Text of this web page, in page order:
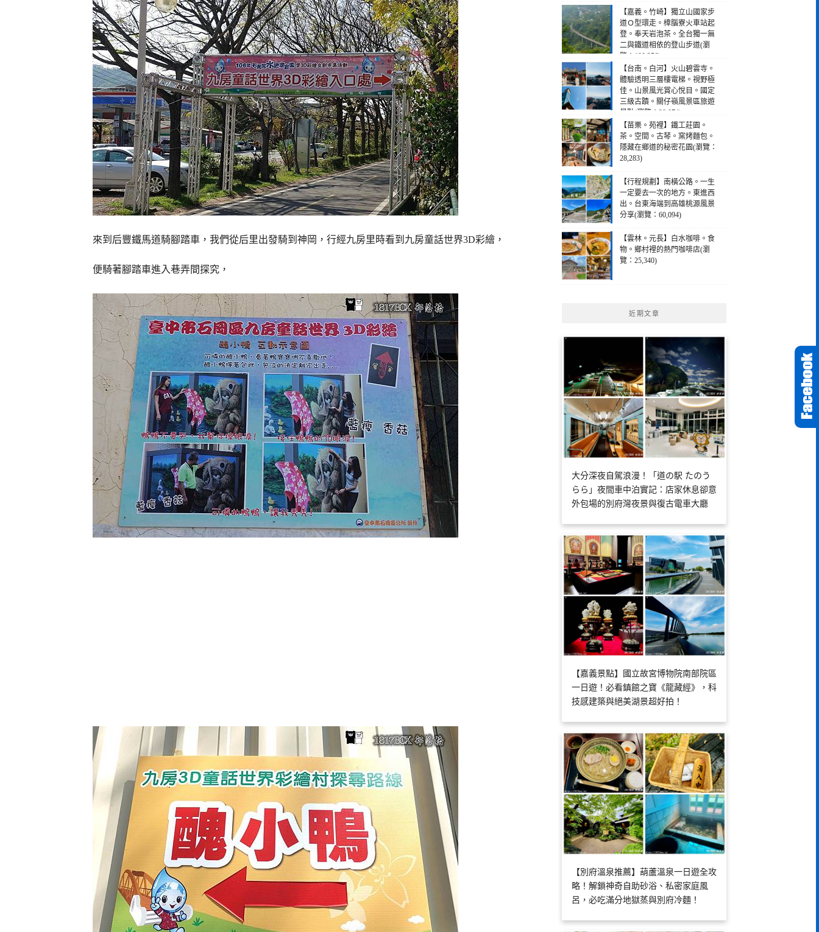
來到后豐鐵馬道騎腳踏車，我們從后里出發騎到神岡，行經九房里時看到九房童話世界3D彩繪，
便騎著腳踏車進入巷弄間探究，
【嘉義。竹崎】獨立山國家步
道Ｏ型環走。樟腦寮火車站起
登。奉天岩泡茶。全台獨一無
二與鐵道相依的登山步道(瀏
覽：190,256)
【台南。白河】火山碧雲寺。
體驗透明三層樓電梯。視野極
佳。山景風光賞心悅目。國定
三級古蹟。關仔嶺風景區旅遊
景點(瀏覽：28,974)
【苗栗。苑裡】鐵工莊園。
茶。空間。古琴。窯烤麵包。
隱藏在鄉道的秘密花園(瀏覽：
28,283)
【行程規劃】南橫公路。一生
一定要去一次的地方。東進西
出。台東海端到高雄桃源風景
分享(瀏覽：60,094)
【雲林。元長】白水咖啡。食
物。鄉村裡的熱門咖啡店(瀏
覽：25,340)
近期文章
大分深夜自駕浪漫！「道の駅 たのう
らら」夜間車中泊實記：店家休息卻意
外包場的別府灣夜景與復古電車大廳
【嘉義景點】國立故宮博物院南部院區
一日遊！必看鎮館之寶《龍藏經》，科
技感建築與絕美湖景超好拍！
【別府溫泉推薦】葫蘆溫泉一日遊全攻
略！解鎖神奇自助砂浴、私密家庭風
呂，必吃滿分地獄蒸與別府冷麵！